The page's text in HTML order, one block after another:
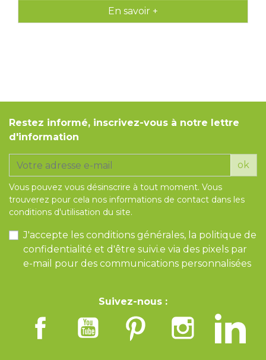
En savoir +
Restez informé, inscrivez-vous à notre lettre
d'information
ok
Vous pouvez vous désinscrire à tout moment. Vous
trouverez pour cela nos informations de contact dans les
conditions d'utilisation du site.
J'accepte les conditions générales, la politique de
confidentialité et d'être suivi.e via des pixels par
e-mail pour des communications personnalisées
Suivez-nous :